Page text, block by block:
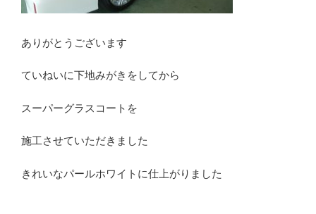
ありがとうございます
ていねいに下地みがきをしてから
スーパーグラスコートを
施工させていただきました
きれいなパールホワイトに仕上がりました